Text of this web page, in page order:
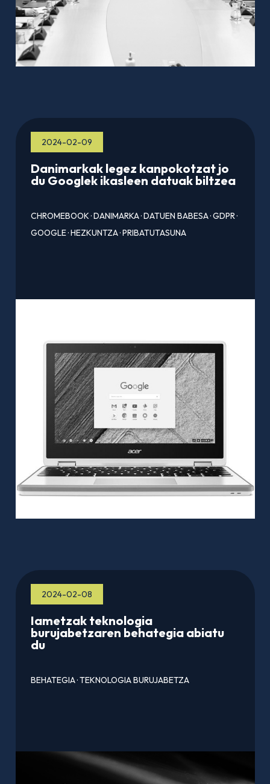
2024-02-09
Danimarkak legez kanpokotzat jo
du Googlek ikasleen datuak biltzea
CHROMEBOOK·DANIMARKA·DATUEN BABESA·GDPR·
GOOGLE·HEZKUNTZA·PRIBATUTASUNA
2024-02-08
Iametzak teknologia
burujabetzaren behategia abiatu
du
BEHATEGIA·TEKNOLOGIA BURUJABETZA